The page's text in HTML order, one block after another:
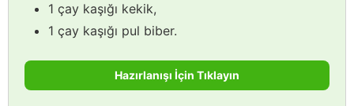
1 çay kaşığı kekik,
1 çay kaşığı pul biber.
Hazırlanışı İçin Tıklayın